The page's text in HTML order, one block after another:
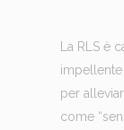
La RLS è
per
come